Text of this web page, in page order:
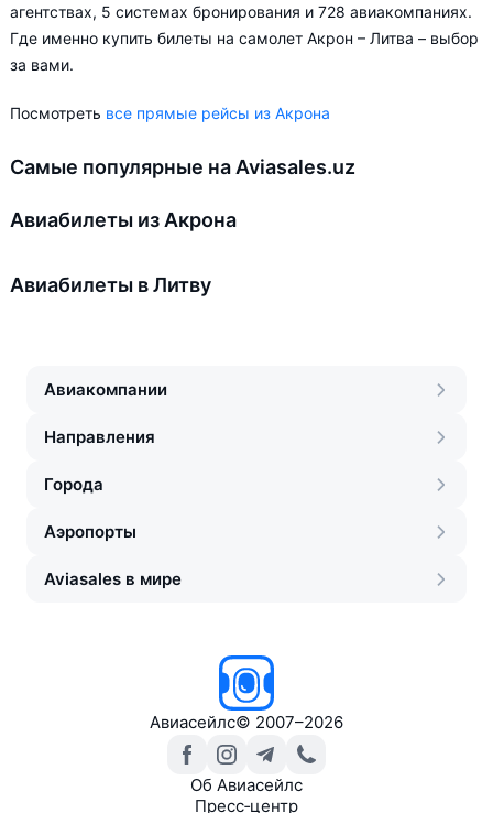
агентствах, 5 системах бронирования и 728 авиакомпаниях.
Где именно купить билеты на самолет Акрон – Литва – выбор
за вами.
Посмотреть все прямые рейсы из Акрона
Самые популярные на Aviasales.uz
Авиабилеты из Акрона
Авиабилеты в Литву
Авиакомпании
Направления
Города
Аэропорты
Aviasales в мире
Авиасейлс© 2007–2026
Об Авиасейлс
Пресс‑центр